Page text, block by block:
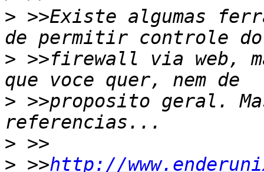
> >>Existe algumas
> >>firewall via web,
> >>proposito geral.
>
> >>http://